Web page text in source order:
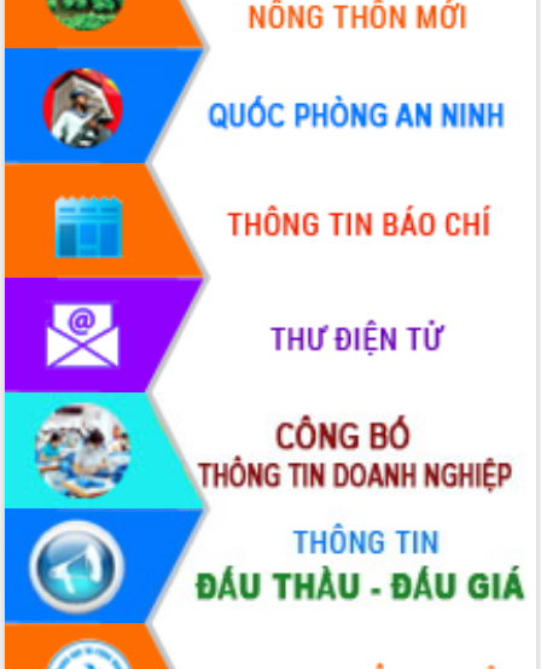
Lễ phát động chuỗi hoạt động chung
tay làm sạch môi trường
Xã Ea Kar bước chuyển mình trong
công tác cải cách hành chính mô hình
mới
UBND tỉnh họp báo định kỳ tháng 4
Hội thảo khoa học “Giải pháp thúc đẩy
phát triển nền kinh tế xanh tại tỉnh
Đắk Lắk”
Tăng cường giám sát, đôn đốc thực
hiện nhiệm vụ quản lý tài sản công
hàng tuần
Tháo gỡ những vướng mắc, đẩy mạnh
công tác cải cách thủ tục hành chính
tại Trung tâm Phục vụ hành chính
công tỉnh
Đắk Lắk: Tôn vinh 46 giải pháp tại Hội
thi Sáng tạo Kỹ thuật 2024 - 2025
Đắk Lắk rà soát, điều chỉnh Đề án 190
về phát triển nuôi trồng thủy sản
Phó Chủ tịch UBND tỉnh Đắk Lắk
Trương Công Thái kiểm tra thực địa
Dự án cao tốc Khánh Hòa - Buôn Ma
Thuột